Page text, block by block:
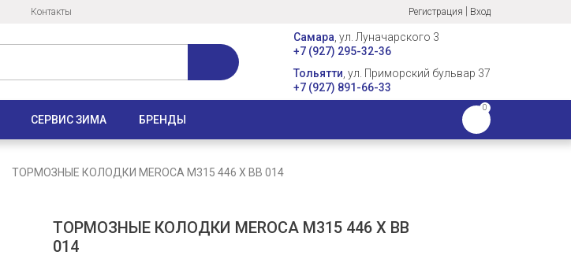
Контакты Регистрация Вход
Самара , ул. Луначарского 3
+7 (927) 295-32-36
Тольятти , ул. Приморский бульвар 37
+7 (927) 891-66-33
СЕРВИС ЗИМА БРЕНДЫ
0
ТОРМОЗНЫЕ КОЛОДКИ MEROCA M315 446 X BB 014
ТОРМОЗНЫЕ КОЛОДКИ MEROCA M315 446 X BB
014